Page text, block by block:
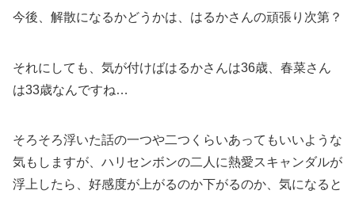
今後、解散になるかどうかは、はるかさんの頑張り次第？
それにしても、気が付けばはるかさんは36歳、春菜さん
は33歳なんですね…
そろそろ浮いた話の一つや二つくらいあってもいいような
気もしますが、ハリセンボンの二人に熱愛スキャンダルが
浮上したら、好感度が上がるのか下がるのか、気になると